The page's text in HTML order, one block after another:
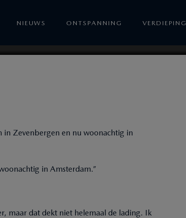
NIEUWS ONTSPANNING VERDIEPING
in Zevenbergen en nu woonachtig in
in Amsterdam.”
maar dat dekt niet helemaal de lading. Ik